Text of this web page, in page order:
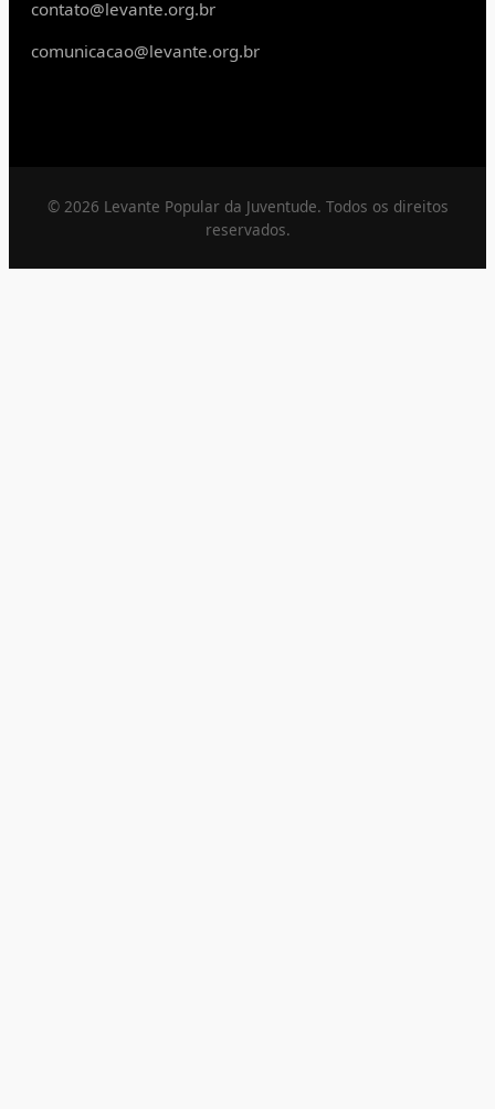
contato@levante.org.br
comunicacao@levante.org.br
© 2026 Levante Popular da Juventude. Todos os direitos
reservados.